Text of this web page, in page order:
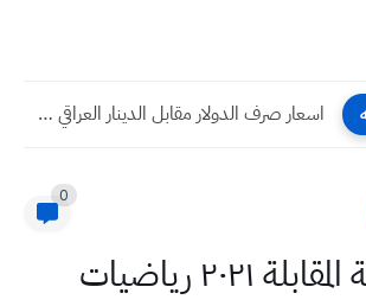
اسعار صرف الدولار مقابل الدينار العراقي اليوم السبت 7 -...
0
تكامل الدالة المقابلة ٢٠٢١ رياضيات